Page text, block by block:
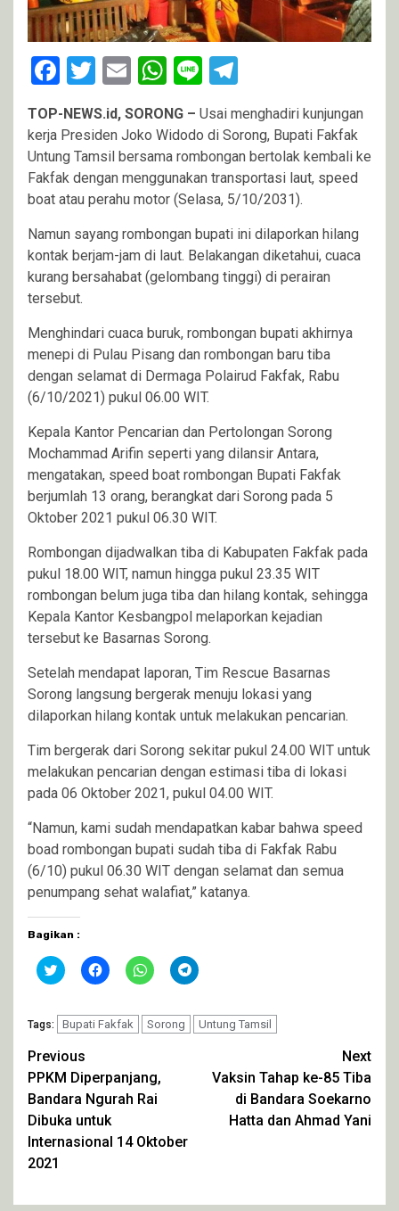
Facebook
Twitter
EmailWhatsApp
Line
TOP-NEWS.id, SORONG – Usai menghadiri kunjungan
kerja Presiden Joko Widodo di Sorong, Bupati Fakfak
Untung Tamsil bersama rombongan bertolak kembali ke
Fakfak dengan menggunakan transportasi laut, speed
boat atau perahu motor (Selasa, 5/10/2031).
Namun sayang rombongan bupati ini dilaporkan hilang
kontak berjam-jam di laut. Belakangan diketahui, cuaca
kurang bersahabat (gelombang tinggi) di perairan
tersebut.
Menghindari cuaca buruk, rombongan bupati akhirnya
menepi di Pulau Pisang dan rombongan baru tiba
dengan selamat di Dermaga Polairud Fakfak, Rabu
(6/10/2021) pukul 06.00 WIT.
Kepala Kantor Pencarian dan Pertolongan Sorong
Mochammad Arifin seperti yang dilansir Antara,
mengatakan, speed boat rombongan Bupati Fakfak
berjumlah 13 orang, berangkat dari Sorong pada 5
Oktober 2021 pukul 06.30 WIT.
Rombongan dijadwalkan tiba di Kabupaten Fakfak pada
pukul 18.00 WIT, namun hingga pukul 23.35 WIT
rombongan belum juga tiba dan hilang kontak, sehingga
Kepala Kantor Kesbangpol melaporkan kejadian
tersebut ke Basarnas Sorong.
Setelah mendapat laporan, Tim Rescue Basarnas
Sorong langsung bergerak menuju lokasi yang
dilaporkan hilang kontak untuk melakukan pencarian.
Tim bergerak dari Sorong sekitar pukul 24.00 WIT untuk
melakukan pencarian dengan estimasi tiba di lokasi
pada 06 Oktober 2021, pukul 04.00 WIT.
“Namun, kami sudah mendapatkan kabar bahwa speed
boad rombongan bupati sudah tiba di Fakfak Rabu
(6/10) pukul 06.30 WIT dengan selamat dan semua
penumpang sehat walafiat,” katanya.
Bagikan :
Klik
untuk
Twitter(Membuka
di
jendela
yang
baru)
Klik
untuk
Facebook(Membuka
di
jendela
Klik
untuk
WhatsApp(Membuka
di
jendela
Klik
untuk
Telegram(Membuka
di
jendela
Tags: Bupati Fakfak Sorong Untung Tamsil
Continue
Reading
Previous
PPKM Diperpanjang,
Bandara Ngurah Rai
Dibuka untuk
Internasional 14 Oktober
2021
Next
Vaksin Tahap ke-85 Tiba
di Bandara Soekarno
Hatta dan Ahmad Yani